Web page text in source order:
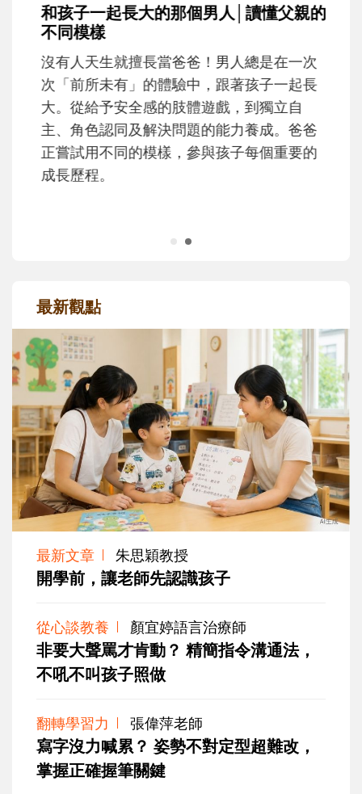
和孩子一起長大的那個男人│讀懂父親的
不同模樣
沒有人天生就擅長當爸爸！男人總是在一次
次「前所未有」的體驗中，跟著孩子一起長
大。從給予安全感的肢體遊戲，到獨立自
主、角色認同及解決問題的能力養成。爸爸
正嘗試用不同的模樣，參與孩子每個重要的
成長歷程。
最新觀點
最新文章 朱思穎教授
開學前，讓老師先認識孩子
從心談教養 顏宜婷語言治療師
非要大聲罵才肯動？ 精簡指令溝通法，
不吼不叫孩子照做
翻轉學習力 張偉萍老師
寫字沒力喊累？ 姿勢不對定型超難改，
掌握正確握筆關鍵